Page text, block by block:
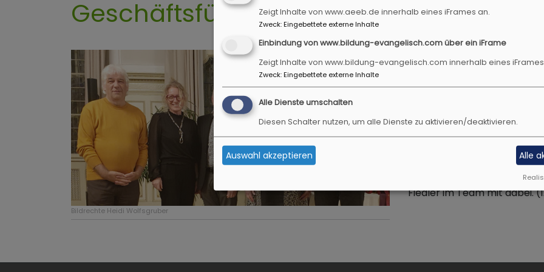
Geschäftsführung
Bildrechte Heidi Wolfsgruber
Die geschäftsführenden
zwischen Tauber und
gehören zur
Diakon Jürgen Rotter,
Dekanin Ursula
Pfarrerin Heidi
Thomas Glück, Kassier
Seit 1. September ist
Fiedler im Team mit dabei.
Zeigt Inhalte von www.aeeb.de innerhalb eines iFrames an.
Zweck:Eingebettete externe Inhalte
Einbindung von www.bildung-evangelisch.com über ein iFrame
Zeigt Inhalte von www.bildung-evangelisch.com innerhalb eines
Zweck:Eingebettete externe Inhalte
Alle Dienste umschalten
Diesen Schalter nutzen, um alle Dienste zu aktivieren/deaktivieren.
Auswahl akzeptieren Alle